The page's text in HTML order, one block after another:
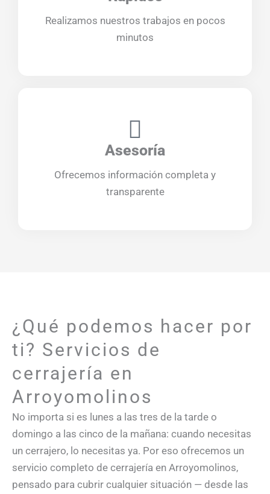
Realizamos nuestros trabajos en pocos
minutos
Asesoría
Ofrecemos información completa y
transparente
¿Qué podemos hacer por
ti? Servicios de
cerrajería en
Arroyomolinos
No importa si es lunes a las tres de la tarde o
domingo a las cinco de la mañana: cuando necesitas
un cerrajero, lo necesitas ya. Por eso ofrecemos un
servicio completo de cerrajería en Arroyomolinos,
pensado para cubrir cualquier situación — desde las